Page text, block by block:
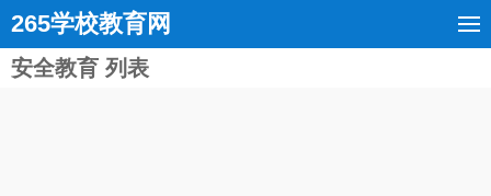
265学校教育网
安全教育 列表